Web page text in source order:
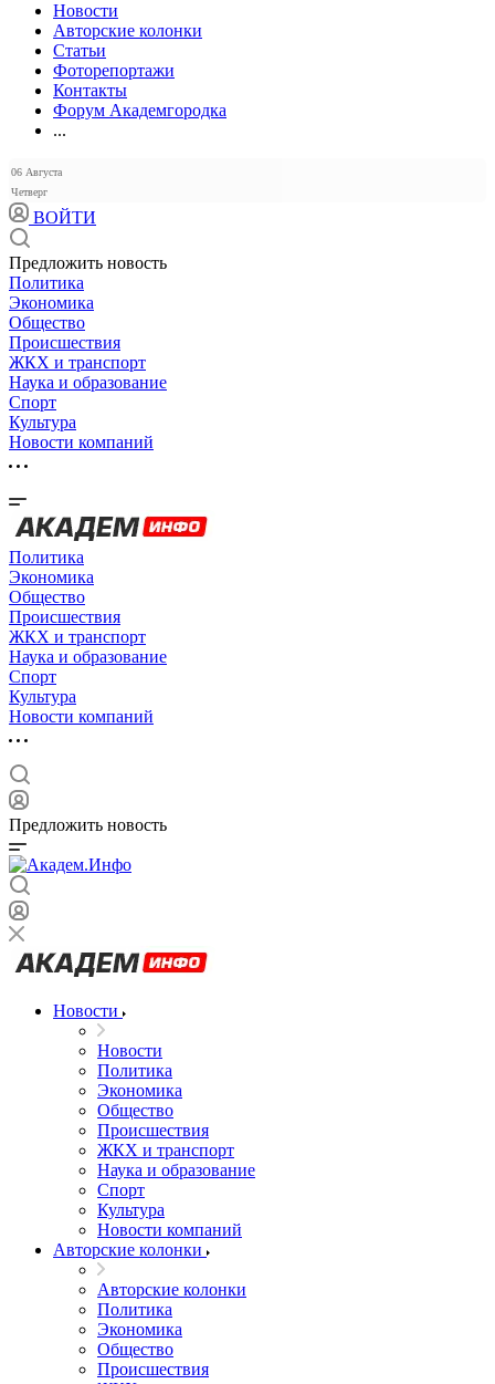
Новости
Авторские колонки
Статьи
Фоторепортажи
Контакты
Форум Академгородка
...
06 Августа
Четверг
ВОЙТИ
Предложить новость
Политика
Экономика
Общество
Происшествия
ЖКХ и транспорт
Наука и образование
Спорт
Культура
Новости компаний
Политика
Экономика
Общество
Происшествия
ЖКХ и транспорт
Наука и образование
Спорт
Культура
Новости компаний
Предложить новость
Новости
Новости
Политика
Экономика
Общество
Происшествия
ЖКХ и транспорт
Наука и образование
Спорт
Культура
Новости компаний
Авторские колонки
Авторские колонки
Политика
Экономика
Общество
Происшествия